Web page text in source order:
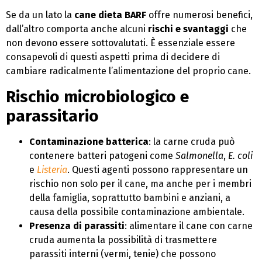
Se da un lato la cane dieta BARF offre numerosi benefici,
dall’altro comporta anche alcuni rischi e svantaggi che
non devono essere sottovalutati. È essenziale essere
consapevoli di questi aspetti prima di decidere di
cambiare radicalmente l’alimentazione del proprio cane.
Rischio microbiologico e
parassitario
Contaminazione batterica: la carne cruda può
contenere batteri patogeni come Salmonella, E. coli
e Listeria. Questi agenti possono rappresentare un
rischio non solo per il cane, ma anche per i membri
della famiglia, soprattutto bambini e anziani, a
causa della possibile contaminazione ambientale.
Presenza di parassiti: alimentare il cane con carne
cruda aumenta la possibilità di trasmettere
parassiti interni (vermi, tenie) che possono